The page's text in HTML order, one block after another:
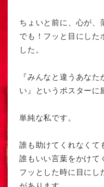
ちょいと前に、心が、
でも！フッと目にした
した。
『みんなと違うあな
い』というポスターに
単純な私です。
誰も助けてくれなくて
誰もいい言葉をかけて
フッとした時に目にし